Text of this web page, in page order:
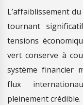
L’affaiblissement
tournant
tensions
vert conserve à
système financier
flux
pleinement crédible.